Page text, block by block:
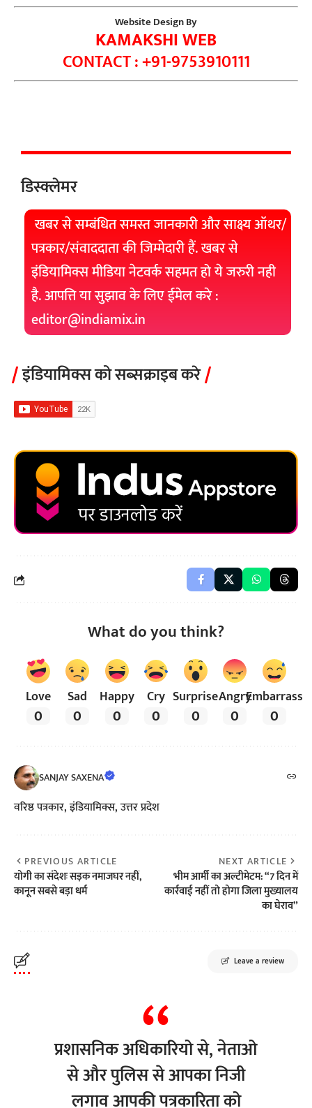
Website Design By
KAMAKSHI WEB
CONTACT : +91-9753910111
डिस्क्लेमर
खबर से सम्बंधित समस्त जानकारी और साक्ष्य ऑथर/
पत्रकार/संवाददाता की जिम्मेदारी हैं. खबर से
इंडियामिक्स मीडिया नेटवर्क सहमत हो ये जरुरी नही
है. आपत्ति या सुझाव के लिए ईमेल करे :
editor@indiamix.in
इंडियामिक्स को सब्सक्राइब करे
What do you think?
Love
0
Sad
0
Happy
0
Cry
0
Surprise
0
Angry
0
Embarrass
0
SANJAY SAXENA
वरिष्ठ पत्रकार, इंडियामिक्स, उत्तर प्रदेश
PREVIOUS ARTICLE
योगी का संदेशः सड़क नमाजघर नहीं,
कानून सबसे बड़ा धर्म
NEXT ARTICLE
भीम आर्मी का अल्टीमेटम: “7 दिन में
कार्रवाई नहीं तो होगा जिला मुख्यालय
का घेराव”
Leave a review
प्रशासनिक अधिकारियो से, नेताओ
से और पुलिस से आपका निजी
लगाव आपकी पत्रकारिता को